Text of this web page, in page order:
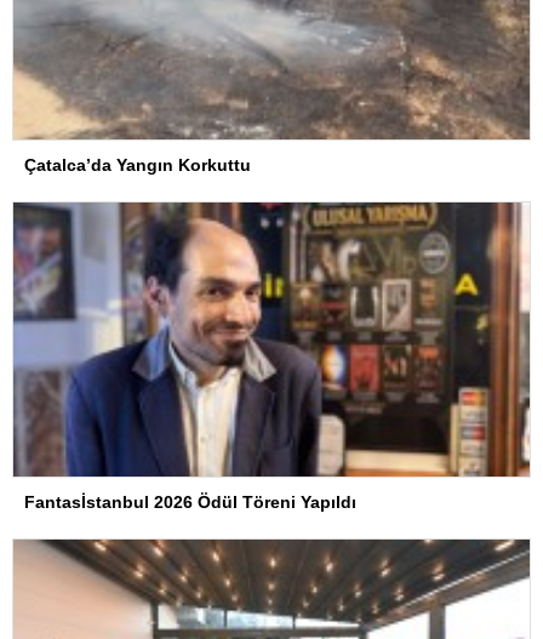
Çatalca’da Yangın Korkuttu
Fantasİstanbul 2026 Ödül Töreni Yapıldı